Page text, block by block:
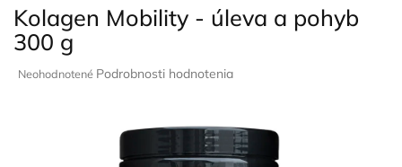
Kolagen Mobility - úleva a pohyb
300 g
Priemerné
Neohodnotené Podrobnosti hodnotenia